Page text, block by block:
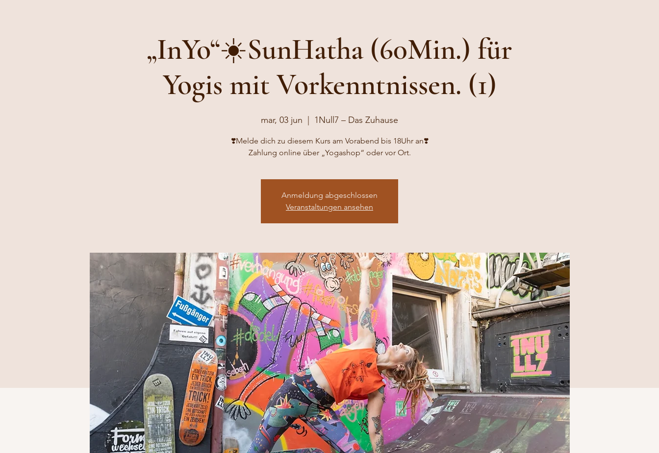
„InYo“☀️SunHatha (60Min.) für
Yogis mit Vorkenntnissen. (1)
mar, 03 jun 1Null7 – Das Zuhause
❣️Melde dich zu diesem Kurs am Vorabend bis 18Uhr an❣️
Zahlung online über „Yogashop“ oder vor Ort.
Anmeldung abgeschlossen
Veranstaltungen ansehen